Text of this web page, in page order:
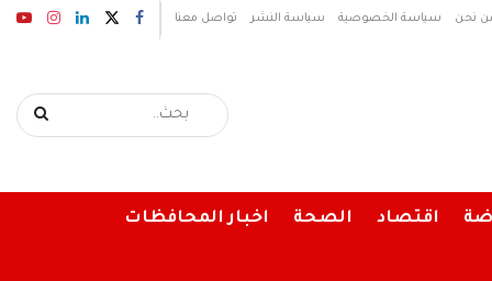
نحن سياسة الخصوصية سياسة النشر تواصل معنا
اقتصاد الصحة اخبار المحافظات